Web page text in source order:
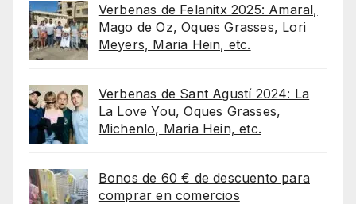
Verbenas de Felanitx 2025: Amaral,
Mago de Oz, Oques Grasses, Lori
Meyers, Maria Hein, etc.
Verbenas de Sant Agustí 2024: La
La Love You, Oques Grasses,
Michenlo, Maria Hein, etc.
Bonos de 60 € de descuento para
comprar en comercios